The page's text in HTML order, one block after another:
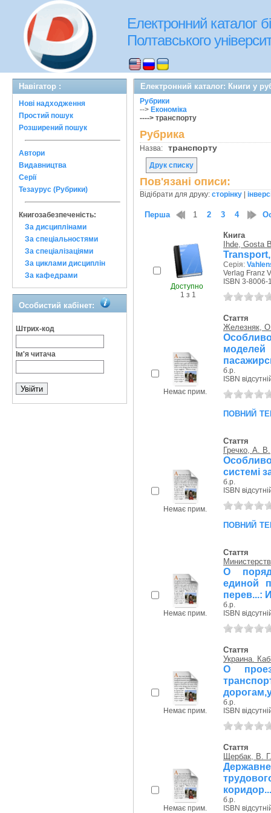
Електронний каталог
Полтавського
Навігатор :
Нові надходження
Простий пошук
Розширений пошук
Автори
Видавництва
Серії
Тезаурус (Рубрики)
Книгозабезпеченість:
За дисциплінами
За спеціальностями
За спеціалізаціями
За циклами дисциплін
За кафедрами
Особистий кабінет:
Штрих-код
Ім'я читача
Електронний каталог: Книги у
Рубрики
--> Економіка
----> транспорту
Рубрика
Назва: транспорту
Друк списку
Пов'язані описи:
Відібрати для друку: сторінку
Перша 1 2 3 4
Доступно
1 з 1
Книга
Ihde, Gosta
Серія:
Verlag Franz
ISBN 3-8006-
Немає прим.
Стаття
Железняк,
б.р.
ISBN
повний
Немає прим.
Стаття
Гречко, А. В.
системі
б.р.
ISBN
повний
Немає прим.
Стаття
О
единой
перев...:
б.р.
ISBN
Немає прим.
Стаття
Украина.
О
б.р.
ISBN
Немає прим.
Стаття
Щербак, В. Г.
коридор...
б.р.
ISBN